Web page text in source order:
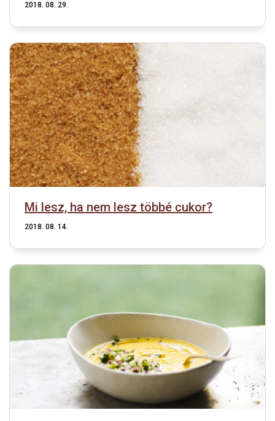
2018. 08. 29.
Mi lesz, ha nem lesz többé cukor?
2018. 08. 14.